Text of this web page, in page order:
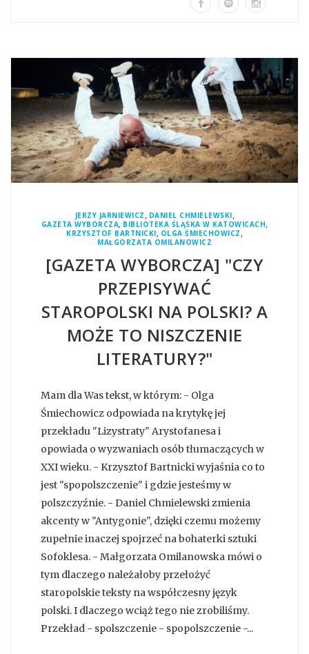
JERZY JARNIEWICZ , DANIEL CHMIELEWSKI,
GAZETA WYBORCZA, BIBLIOTEKA ŚLĄSKA W KATOWICACH,
KRZYSZTOF BARTNICKI, OLGA ŚMIECHOWICZ ,
MAŁGORZATA OMILANOWICZ
[GAZETA WYBORCZA] "CZY
PRZEPISYWAĆ
STAROPOLSKI NA POLSKI? A
MOŻE TO NISZCZENIE
LITERATURY?"
Mam dla Was tekst, w którym: - Olga
Śmiechowicz odpowiada na krytykę jej
przekładu "Lizystraty" Arystofanesa i
opowiada o wyzwaniach osób tłumaczących w
XXI wieku. - Krzysztof Bartnicki wyjaśnia co to
jest "spopolszczenie" i gdzie jesteśmy w
polszczyźnie. - Daniel Chmielewski zmienia
akcenty w "Antygonie", dzięki czemu możemy
zupełnie inaczej spojrzeć na bohaterki sztuki
Sofoklesa. - Małgorzata Omilanowska mówi o
tym dlaczego należałoby przełożyć
staropolskie teksty na współczesny język
polski. I dlaczego wciąż tego nie zrobiliśmy.
Przekład - spolszczenie - spopolszczenie -...